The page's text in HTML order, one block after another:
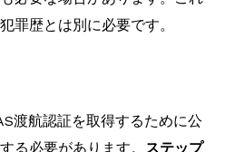
罪歴とは別に必要です。
渡航認証を取得するために公
る必要があります。 ステップ